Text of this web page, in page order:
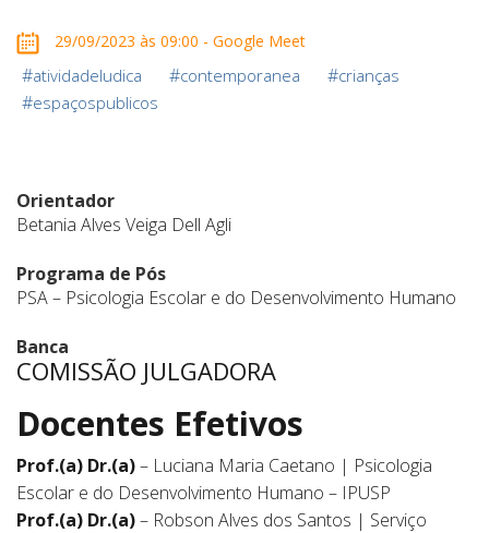
29/09/2023 às 09:00 - Google Meet
#atividadeludica #contemporanea #crianças
#espaçospublicos
Orientador
Betania Alves Veiga Dell Agli
Programa de Pós
PSA – Psicologia Escolar e do Desenvolvimento Humano
Banca
COMISSÃO JULGADORA
Docentes Efetivos
Prof.(a) Dr.(a)– Luciana Maria Caetano | Psicologia
Escolar e do Desenvolvimento Humano – IPUSP
Prof.(a) Dr.(a)– Robson Alves dos Santos | Serviço